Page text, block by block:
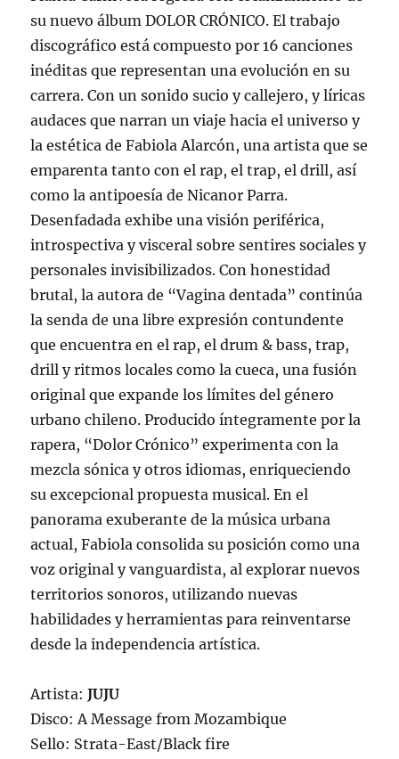
su nuevo álbum DOLOR CRÓNICO. El trabajo
discográfico está compuesto por 16 canciones
inéditas que representan una evolución en su
carrera. Con un sonido sucio y callejero, y líricas
audaces que narran un viaje hacia el universo y
la estética de Fabiola Alarcón, una artista que se
emparenta tanto con el rap, el trap, el drill, así
como la antipoesía de Nicanor Parra.
Desenfadada exhibe una visión periférica,
introspectiva y visceral sobre sentires sociales y
personales invisibilizados. Con honestidad
brutal, la autora de “Vagina dentada” continúa
la senda de una libre expresión contundente
que encuentra en el rap, el drum & bass, trap,
drill y ritmos locales como la cueca, una fusión
original que expande los límites del género
urbano chileno. Producido íntegramente por la
rapera, “Dolor Crónico” experimenta con la
mezcla sónica y otros idiomas, enriqueciendo
su excepcional propuesta musical. En el
panorama exuberante de la música urbana
actual, Fabiola consolida su posición como una
voz original y vanguardista, al explorar nuevos
territorios sonoros, utilizando nuevas
habilidades y herramientas para reinventarse
desde la independencia artística.
Artista:JUJU
Disco: A Message from Mozambique
Sello: Strata-East/Black fire